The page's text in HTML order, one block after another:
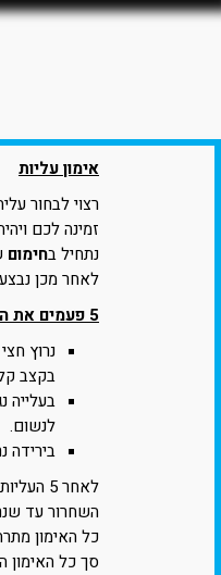
אימון עליות
רצוי לבחור
זמינה לכם
נתחיל בחימום של
לאחר מכן נבצע
5 פעמים את הסט הבא:
נרוץ
בקצב
בעלייה
לנשום.
בירידה
השחרור עד שנראה
כל האימון
סך כל האימון הוא 20 דקות ורובכם תספיקו בו